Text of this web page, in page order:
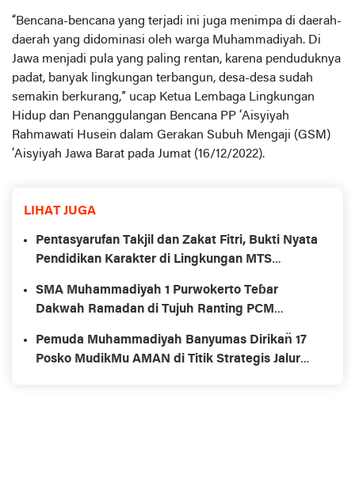
“Bencana-bencana yang terjadi ini juga menimpa di daerah-
daerah yang didominasi oleh warga Muhammadiyah. Di
Jawa menjadi pula yang paling rentan, karena penduduknya
padat, banyak lingkungan terbangun, desa-desa sudah
semakin berkurang,” ucap Ketua Lembaga Lingkungan
Hidup dan Penanggulangan Bencana PP ‘Aisyiyah
Rahmawati Husein dalam Gerakan Subuh Mengaji (GSM)
‘Aisyiyah Jawa Barat pada Jumat (16/12/2022).
LIHAT JUGA
Pentasyarufan Takjil dan Zakat Fitri, Bukti Nyata
Pendidikan Karakter di Lingkungan MTS
SMA Muhammadiyah 1 Purwokerto Teɓar
Dakwah Ramadan di Tujuh Ranting PCM
Pemuda Muhammadiyah Banyumas Dirikan̈ 17
Posko MudikMu AMAN di Titik Strategis Jalur